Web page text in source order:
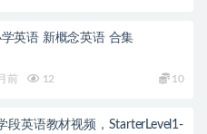
英语 新概念英语 合集
前 12 10
段英语教材视频，StarterLevel1-